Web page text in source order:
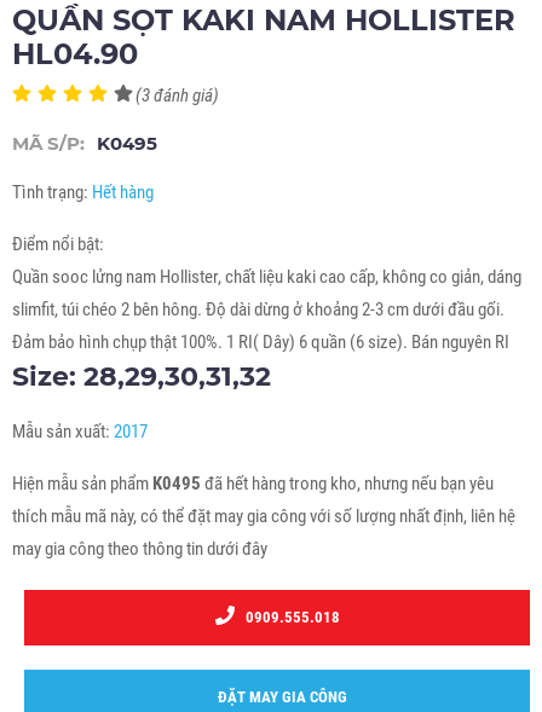
QUẦN SỌT KAKI NAM HOLLISTER
HL04.90
(3 đánh giá)
MÃ S/P: K0495
Tình trạng: Hết hàng
Điểm nổi bật:
Quần sooc lửng nam Hollister, chất liệu kaki cao cấp, không co giản, dáng
slimfit, túi chéo 2 bên hông. Độ dài dừng ở khoảng 2-3 cm dưới đầu gối.
Đảm bảo hình chụp thật 100%. 1 RI( Dây) 6 quần (6 size). Bán nguyên RI
Size: 28,29,30,31,32
Mẫu sản xuất: 2017
Hiện mẫu sản phẩm K0495 đã hết hàng trong kho, nhưng nếu bạn yêu
thích mẫu mã này, có thể đặt may gia công với số lượng nhất định, liên hệ
may gia công theo thông tin dưới đây
0909.555.018
ĐẶT MAY GIA CÔNG